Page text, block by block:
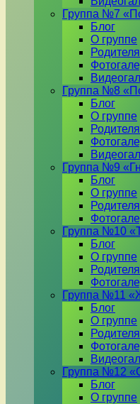
Группа №7
Блог
О группе
Группа №8
Блог
О группе
Группа №9
Блог
О группе
Группа №10
Блог
О группе
Группа №11
Блог
О группе
Группа №12
Блог
О группе